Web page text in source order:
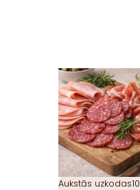
Aukstās uzkodas10